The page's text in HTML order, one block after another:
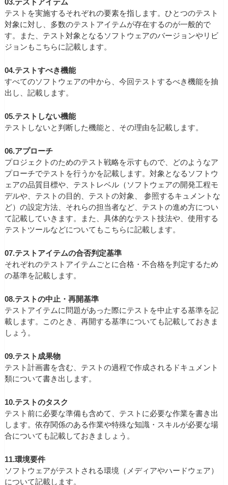
テストを実施するそれぞれの要素を指します。ひとつのテスト
対象に対し、多数のテストアイテムが存在するのが一般的で
す。また、テスト対象となるソフトウェアのバージョンやリビ
ジョンもこちらに記載します。
04.テストすべき機能
すべてのソフトウェアの中から、今回テストするべき機能を抽
出し、記載します。
05.テストしない機能
テストしないと判断した機能と、その理由を記載します。
06.アプローチ
プロジェクトのためのテスト戦略を示すもので、どのようなア
プローチでテストを行うかを記載します。対象となるソフトウ
ェアの品質目標や、テストレベル（ソフトウェアの開発工程モ
デルや、テストの目的、テストの対象、 参照するキュメントな
ど）の設定方法、それらの担当者など、テストの進め方につい
て記載していきます。また、具体的なテスト技法や、使用する
テストツールなどについてもこちらに記載します。
07.テストアイテムの合否判定基準
それぞれのテストアイテムごとに合格・不合格を判定するため
の基準を記載します。
08.テストの中止・再開基準
テストアイテムに問題があった際にテストを中止する基準を記
載します。このとき、再開する基準についても記載しておきま
しょう。
09.テスト成果物
テスト計画書を含む、テストの過程で作成されるドキュメント
類について書き出します。
10.テストのタスク
テスト前に必要な準備も含めて、テストに必要な作業を書き出
します。依存関係のある作業や特殊な知識・スキルが必要な場
合についても記載しておきましょう。
11.環境要件
ソフトウェアがテストされる環境（メディアやハードウェア）
について記載します。